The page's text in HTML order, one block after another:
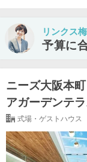
リンクス
予算に
ニーズ大阪本
アガーデンテ
式場・ゲストハウス